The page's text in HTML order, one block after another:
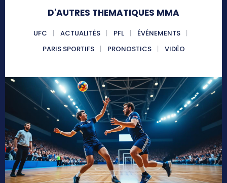
D'AUTRES THEMATIQUES MMA
UFC ACTUALITÉS PFL
ÉVÉNEMENTS
PARIS SPORTIFS
PRONOSTICS VIDÉO